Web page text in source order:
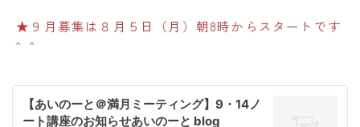
★９月募集は８月５日（月）朝8時からスタートです
＾＾